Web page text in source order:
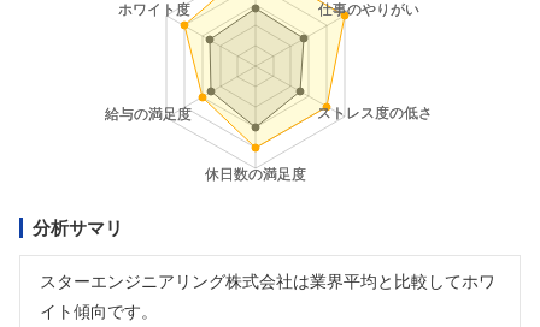
分析サマリ
スターエンジニアリング株式会社は業界平均と比較してホワ
イト傾向です。